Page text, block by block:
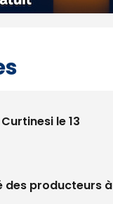
le 13
des producteurs à